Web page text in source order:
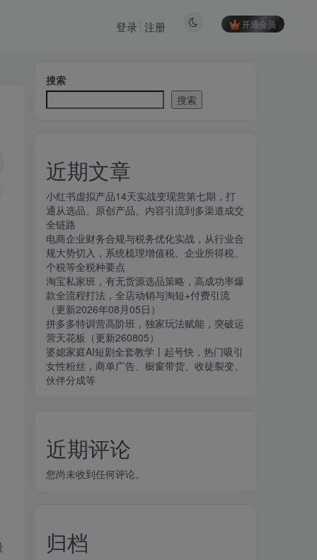
开通会员
登录 注册
搜索
搜索
近期文章
小红书虚拟产品14天实战变现营第七期，打
通从选品、原创产品、内容引流到多渠道成交
全链路
电商企业财务合规与税务优化实战，从行业合
规大势切入，系统梳理增值税、企业所得税、
个税等全税种要点
淘宝私家班，有无货源选品策略，高成功率爆
款全流程打法，全店动销与淘短+付费引流
（更新2026年08月05日）
拼多多特训营高阶班，独家玩法赋能，突破运
营天花板（更新260805）
婆媳家庭AI短剧全套教学丨起号快，热门吸引
女性粉丝，商单广告、橱窗带货、收徒裂变、
伙伴分成等
近期评论
您尚未收到任何评论。
归档